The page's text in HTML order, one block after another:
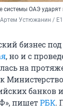
системы ОАЭ ударят
Артем Устюжанин /
бизнес
, но и с
на
банков
пишетРБК.